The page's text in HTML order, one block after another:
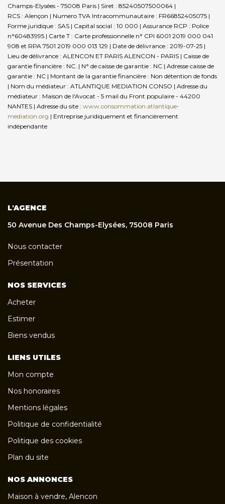
Champs-Elysées - 75008 Paris | Siret : 85240507500064 |
RCS : Alençon | Numero TVA Intracommunautaire : FR66852405075 |
Forme juridique : SAS | Capital social : 10 000 | Assurance RCP : Police
n°60483995 | Carte T : Carte professionnelle n° CPI 6001 2019 000 041
908 et RPA 7501 2019 000 013 129 | Date de délivrance : 2019-07-25 |
Lieu de délivrance : ALENCON ET PARIS ALENCON - PARIS | Caisse de
garantie financière : NC. | N° de caisse de garantie : NC | Adresse caisse de
garantie : NC | Montant de la garantie financière : Non détention de fonds
| Nom du médiateur : ATLANTIQUE MEDIATION CONSO | Adresse du
médiateur : Maison de l'Avocat - 5 mail du Front populaire - 44200
NANTES | Adresse du site : www.consommation.atlantique-
mediation.org | Entreprise juridiquement et financièrement
indépendante
L'AGENCE
50 Avenue Des Champs-Elysées, 75008 Paris
Nous contacter
Présentation
NOS SERVICES
Acheter
Estimer
Biens vendus
LIENS UTILES
Mon compte
Nos honoraires
Mentions légales
Politique de confidentialité
Politique des cookies
Plan du site
NOS ANNONCES
Maison à vendre, Alencon